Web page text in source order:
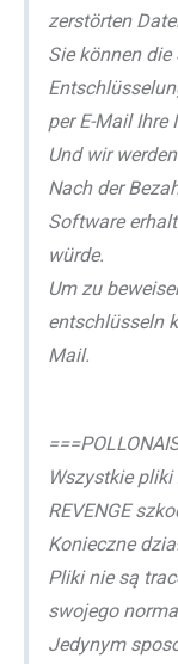
zerstörten
Sie können
per E-Mail Ihre
Und wir
Nach der
Software
würde.
Um zu
entschlüsseln
Mail.
Wszystkie
REVENGE
Konieczne
Pliki nie są
swojego
Jedynym